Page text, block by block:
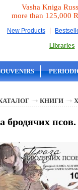
Vasha Kniga
more than 125,000
New Products |
Libraries
КНИГИ
бродячих